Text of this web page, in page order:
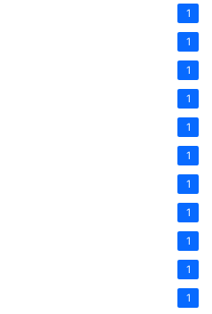
1
1
1
1
1
1
1
1
1
1
1